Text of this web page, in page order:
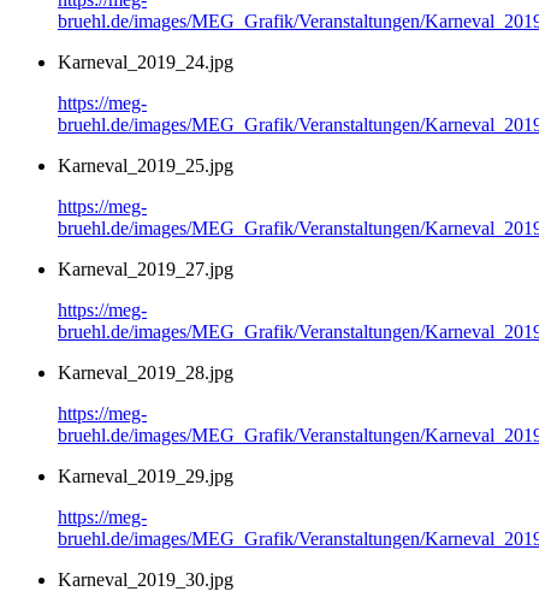
bruehl.de/images/MEG_Grafik/Veranstaltungen/
Karneval_2019_24.jpg
https://meg-
bruehl.de/images/MEG_Grafik/Veranstaltungen/
Karneval_2019_25.jpg
https://meg-
bruehl.de/images/MEG_Grafik/Veranstaltungen/
Karneval_2019_27.jpg
https://meg-
bruehl.de/images/MEG_Grafik/Veranstaltungen/
Karneval_2019_28.jpg
https://meg-
bruehl.de/images/MEG_Grafik/Veranstaltungen/
Karneval_2019_29.jpg
https://meg-
bruehl.de/images/MEG_Grafik/Veranstaltungen/
Karneval_2019_30.jpg